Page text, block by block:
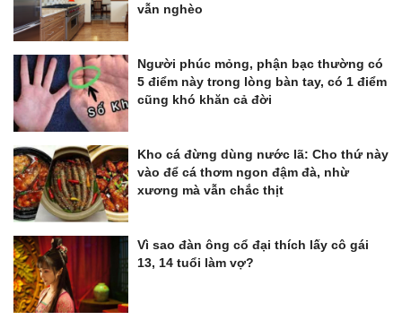
vẫn nghèo
Người phúc mỏng, phận bạc thường có
5 điểm này trong lòng bàn tay, có 1 điểm
cũng khó khăn cả đời
Kho cá đừng dùng nước lã: Cho thứ này
vào để cá thơm ngon đậm đà, nhừ
xương mà vẫn chắc thịt
Vì sao đàn ông cổ đại thích lấy cô gái
13, 14 tuổi làm vợ?